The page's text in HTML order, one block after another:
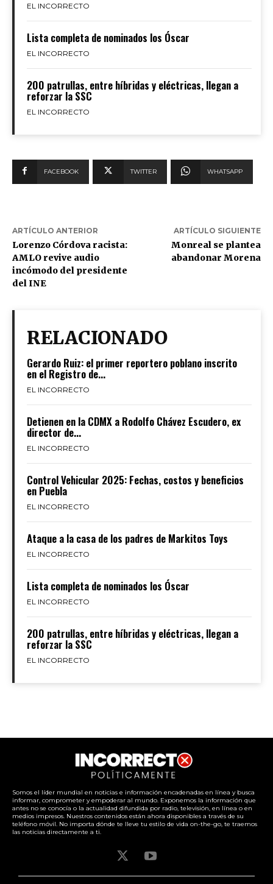
EL INCORRECTO
Lista completa de nominados los Óscar
EL INCORRECTO
200 patrullas, entre híbridas y eléctricas, llegan a
reforzar la SSC
EL INCORRECTO
FACEBOOK TWITTER WHATSAPP
ARTÍCULO ANTERIOR
Lorenzo Córdova racista:
AMLO revive audio
incómodo del presidente
del INE
ARTÍCULO SIGUIENTE
Monreal se plantea
abandonar Morena
RELACIONADO
Gerardo Ruiz: el primer reportero poblano inscrito
en el Registro de...
EL INCORRECTO
Detienen en la CDMX a Rodolfo Chávez Escudero, ex
director de...
EL INCORRECTO
Control Vehicular 2025: Fechas, costos y beneficios
en Puebla
EL INCORRECTO
Ataque a la casa de los padres de Markitos Toys
EL INCORRECTO
Lista completa de nominados los Óscar
EL INCORRECTO
200 patrullas, entre híbridas y eléctricas, llegan a
reforzar la SSC
EL INCORRECTO
Somos el líder mundial en noticias e información encadenadas en línea y busca
informar, comprometer y empoderar al mundo. Exponemos la información que
antes no se conocía o la actualidad difundida por radio, televisión, en línea o en
medios impresos. Nuestros contenidos están ahora disponibles a través de su
teléfono móvil. No importa dónde te lleve tu estilo de vida on-the-go, te traemos
las noticias directamente a ti.